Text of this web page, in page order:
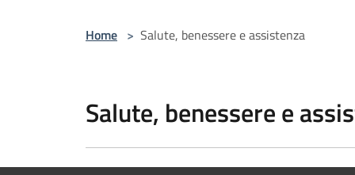
Home > Salute, benessere e assistenza
Salute, benessere e